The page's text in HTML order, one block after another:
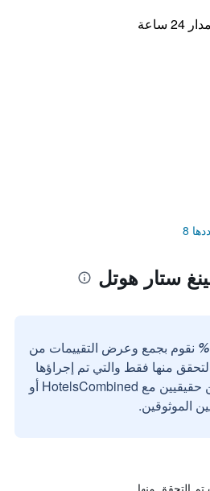
8
ستار هوتل
نقوم بجمع وعرض التقييمات من
منها فقط والتي تم إجراؤها
بواسطة مستخدمين حقيقيين مع HotelsCombined أو
الموثوقين.